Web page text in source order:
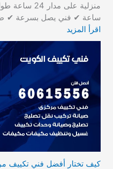
ساعة ✔ فني يصل بسرعة ✔
اقرأ المزيد
كيف تختار أفضل فني تكييف